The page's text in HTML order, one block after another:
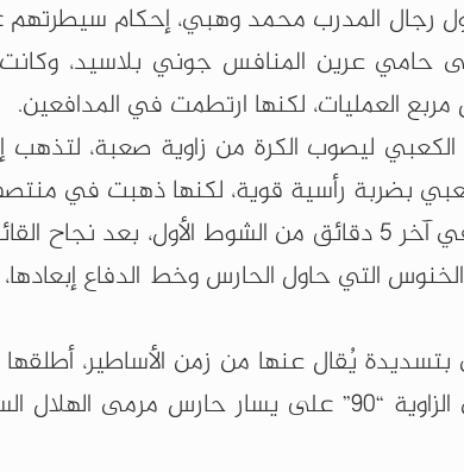
رجال المدرب محمد وهبي، إحكام سيطرتهم
حامي عرين المنافس جوني بلاسيد، وكانت
العمليات، لكنها ارتطمت في المدافعين.
ليصوب الكرة من زاوية صعبة، لتذهب
بضربة رأسية قوية، لكنها ذهبت في
وبلغت الإثارة ذروتها في آخر 5 دقائق من الشوط
التي حاول الحارس وخط الدفاع
بتسديدة يُقال عنها من زمن الأساطير،
العمليات، لتذهب في الزاوية “90” على يسار